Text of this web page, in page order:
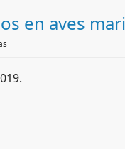
en aves